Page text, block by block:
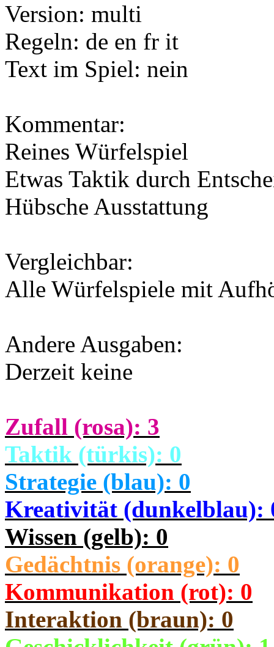
Version: multi
Regeln: de en fr it
Text im Spiel: nein
Kommentar:
Reines Würfelspiel
Etwas Taktik durch
Hübsche Ausstattung
Vergleichbar:
Alle Würfelspiele mit
Andere Ausgaben:
Derzeit keine
Zufall (rosa): 3
Taktik (türkis): 0
Strategie (blau): 0
Kreativität (dunkelblau):
Wissen (gelb): 0
Gedächtnis (orange): 0
Kommunikation (rot): 0
Interaktion (braun): 0